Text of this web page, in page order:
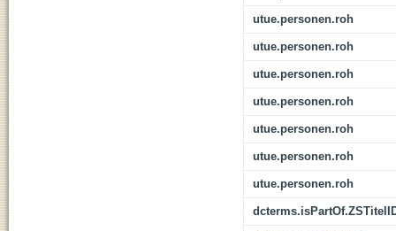
utue.personen.roh
utue.personen.roh
utue.personen.roh
utue.personen.roh
utue.personen.roh
utue.personen.roh
utue.personen.roh